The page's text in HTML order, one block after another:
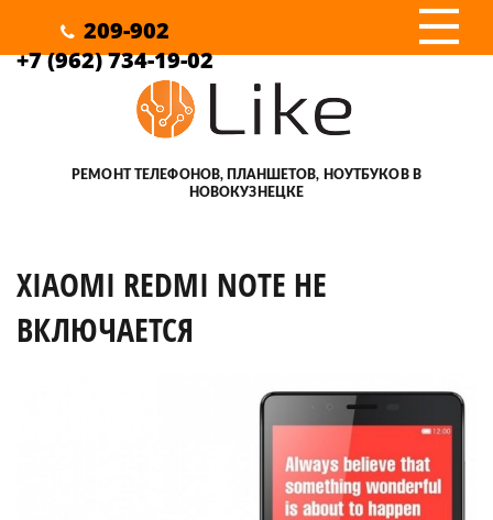
209-902
+7 (962) 734-19-02
III
РЕМОНТ ТЕЛЕФОНОВ, ПЛАНШЕТОВ, НОУТБУКОВ В
НОВОКУЗНЕЦКЕ
XIAOMI REDMI NOTE НЕ
ВКЛЮЧАЕТСЯ